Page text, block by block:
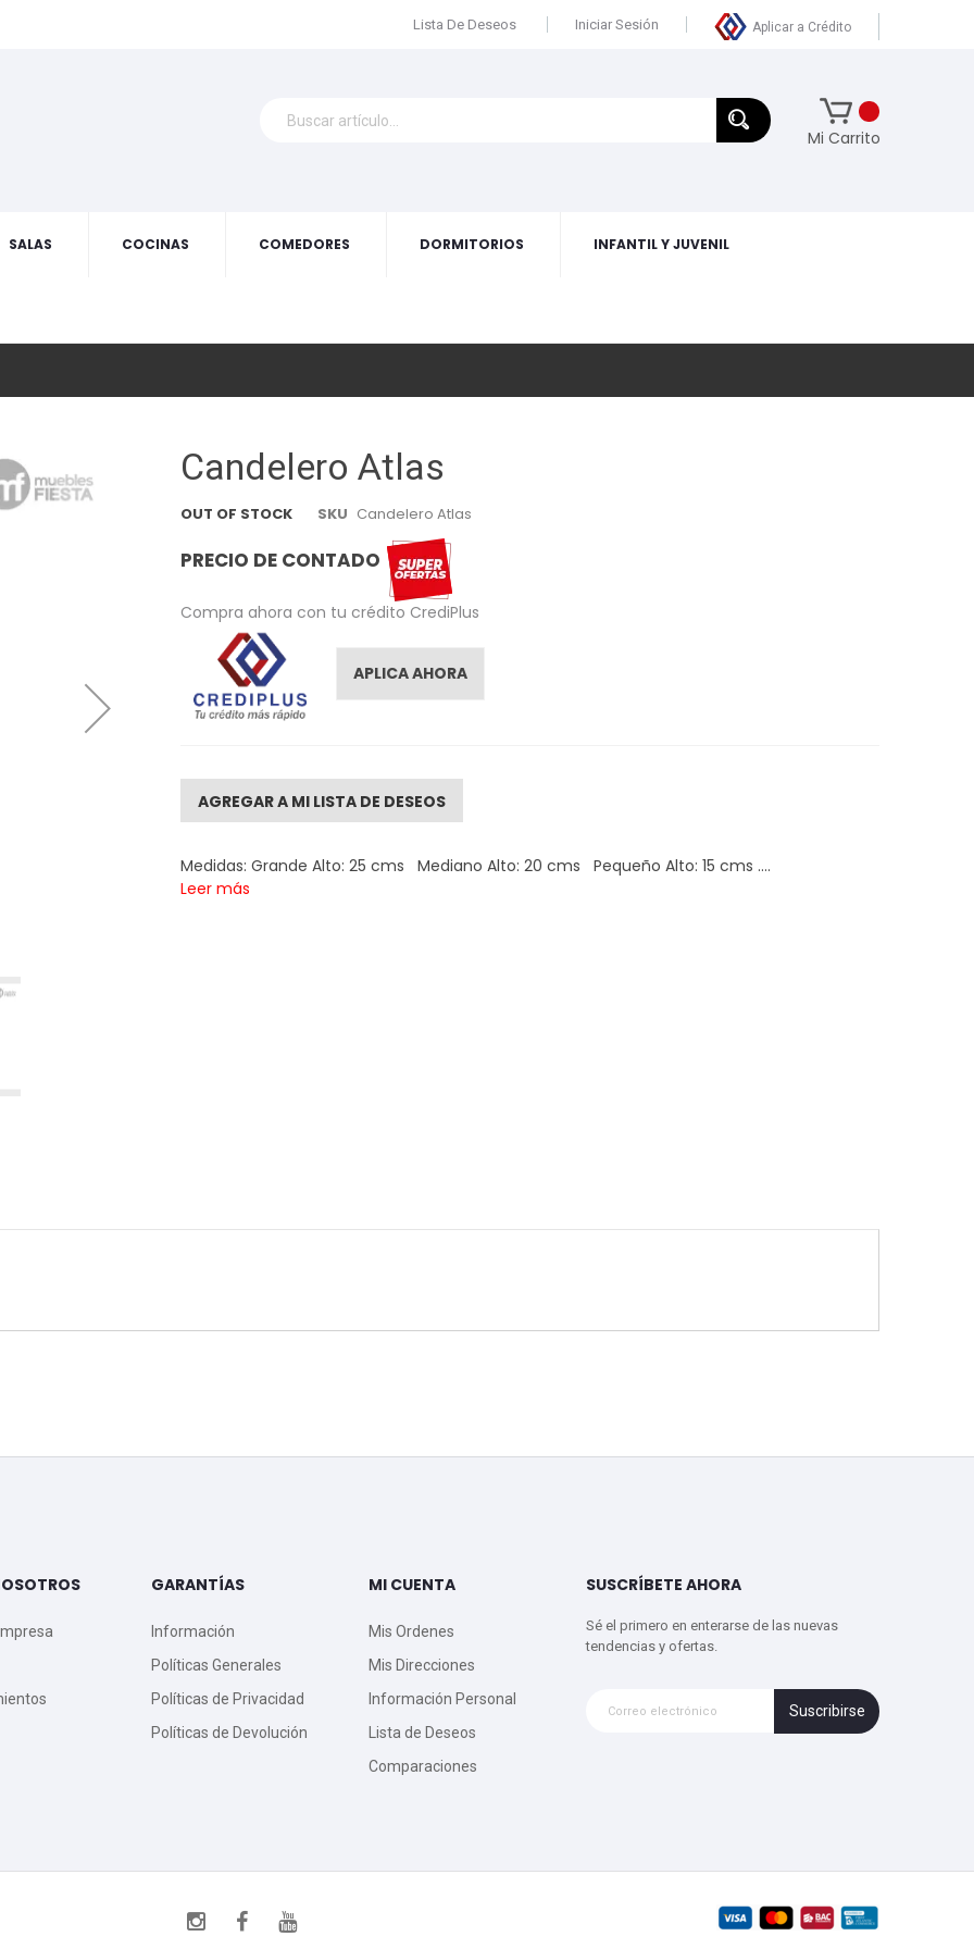
Aplicar a Crédito
Lista De Deseos Iniciar Sesión
Mi Carrito
SALAS COCINAS COMEDORES DORMITORIOS INFANTIL Y JUVENIL
Candelero Atlas
OUT OF STOCK SKU Candelero Atlas
PRECIO DE CONTADO
Compra ahora con tu crédito CrediPlus
APLICA AHORA
AGREGAR A MI LISTA DE DESEOS
Medidas: Grande Alto: 25 cms Mediano Alto: 20 cms Pequeño Alto: 15 cms ....
Leer más
GARANTÍAS
Información
Políticas Generales
Políticas de Privacidad
Políticas de Devolución
MI CUENTA
Mis Ordenes
Mis Direcciones
Información Personal
Lista de Deseos
Comparaciones
SUSCRÍBETE AHORA
Sé el primero en enterarse de las nuevas
tendencias y ofertas.
Suscribirse